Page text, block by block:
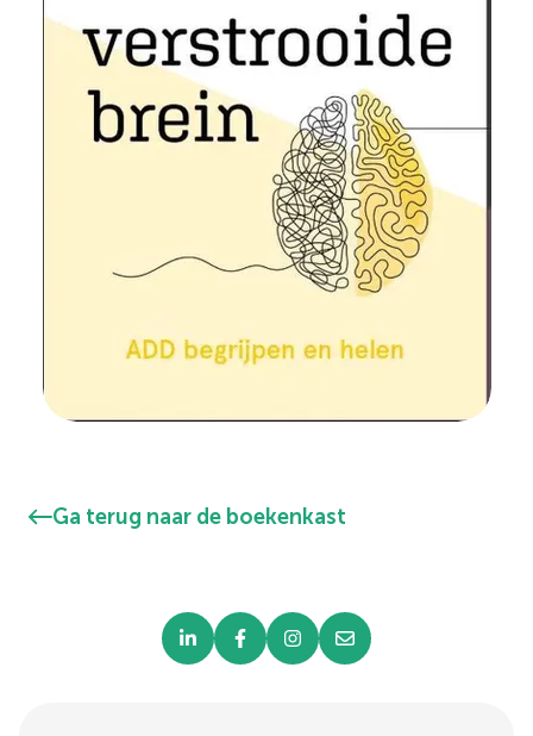
Ga terug naar de boekenkast